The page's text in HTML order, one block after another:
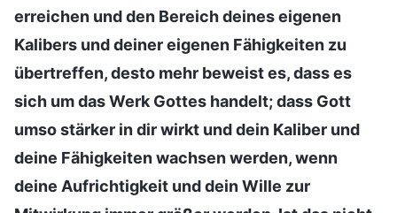
erreichen und den Bereich deines eigenen
Kalibers und deiner eigenen Fähigkeiten zu
übertreffen, desto mehr beweist es, dass es
sich um das Werk Gottes handelt; dass Gott
umso stärker in dir wirkt und dein Kaliber und
deine Fähigkeiten wachsen werden, wenn
deine Aufrichtigkeit und dein Wille zur